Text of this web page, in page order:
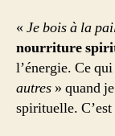
« Je bois à la
nourriture
l’énergie. Ce
autres » quand
spirituelle.